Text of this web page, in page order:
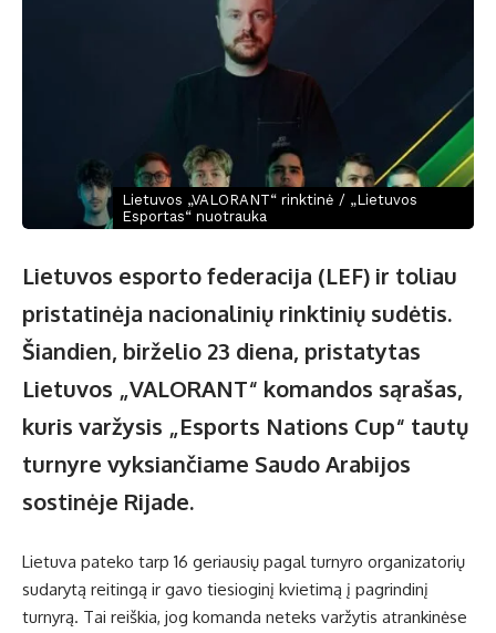
Lietuvos „VALORANT“ rinktinė / „Lietuvos
Esportas“ nuotrauka
Lietuvos esporto federacija (LEF) ir toliau
pristatinėja nacionalinių rinktinių sudėtis.
Šiandien, birželio 23 diena, pristatytas
Lietuvos „VALORANT“ komandos sąrašas,
kuris varžysis „Esports Nations Cup“ tautų
turnyre vyksiančiame Saudo Arabijos
sostinėje Rijade.
Lietuva pateko tarp 16 geriausių pagal turnyro organizatorių
sudarytą reitingą ir gavo tiesioginį kvietimą į pagrindinį
turnyrą. Tai reiškia, jog komanda neteks varžytis atrankinėse